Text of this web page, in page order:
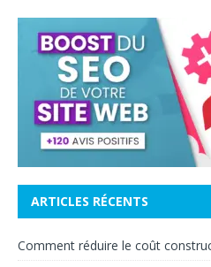
ARTICLES RÉCENTS
Comment réduire le coût